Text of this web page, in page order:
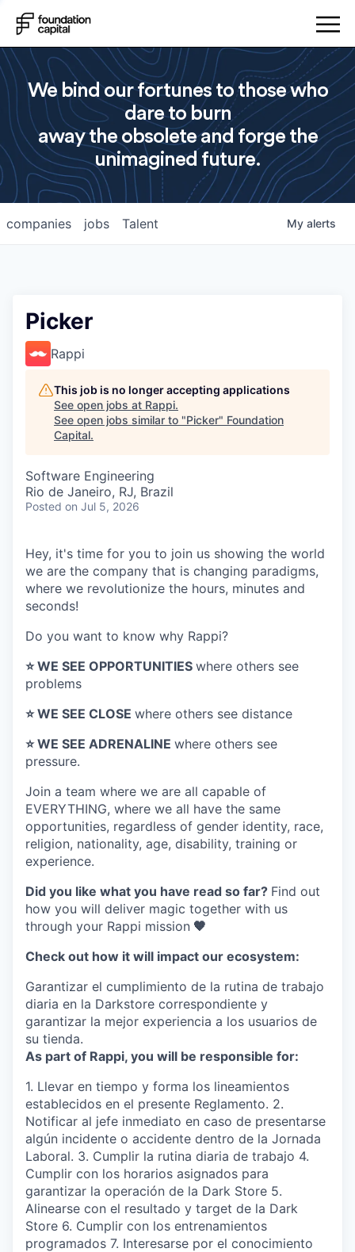
We bind our fortunes to those who
dare to burn
away the obsolete and forge the
unimagined future.
jobs
companies Talent My alerts
Picker
Rappi
This job is no longer accepting applications
See open jobs at Rappi.
See open jobs similar to "Picker" Foundation
Capital.
Software Engineering
Rio de Janeiro, RJ, Brazil
Posted on Jul 5, 2026
Hey, it's time for you to join us showing the world
we are the company that is changing paradigms,
where we revolutionize the hours, minutes and
seconds!
Do you want to know why Rappi?
⭐️ WE SEE OPPORTUNITIES where others see
problems
⭐️ WE SEE CLOSE where others see distance
⭐️ WE SEE ADRENALINE where others see
pressure.
Join a team where we are all capable of
EVERYTHING, where we all have the same
opportunities, regardless of gender identity, race,
religion, nationality, age, disability, training or
experience.
Did you like what you have read so far? Find out
how you will deliver magic together with us
through your Rappi mission 🧡
Check out how it will impact our ecosystem:
Garantizar el cumplimiento de la rutina de trabajo
diaria en la Darkstore correspondiente y
garantizar la mejor experiencia a los usuarios de
su tienda.
As part of Rappi, you will be responsible for:
1. Llevar en tiempo y forma los lineamientos
establecidos en el presente Reglamento. 2.
Notificar al jefe inmediato en caso de presentarse
algún incidente o accidente dentro de la Jornada
Laboral. 3. Cumplir la rutina diaria de trabajo 4.
Cumplir con los horarios asignados para
garantizar la operación de la Dark Store 5.
Alinearse con el resultado y target de la Dark
Store 6. Cumplir con los entrenamientos
programados 7. Interesarse por el conocimiento